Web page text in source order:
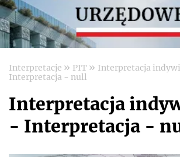
Interpretacje » PIT » Interpretacja
Interpretacja - null
Interpretacja
- Interpretacja -